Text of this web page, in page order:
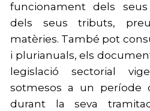
funcionament dels seus
dels seus tributs,
matèries. També pot
i plurianuals, els
legislació sectorial
sotmesos a un període
durant la seva